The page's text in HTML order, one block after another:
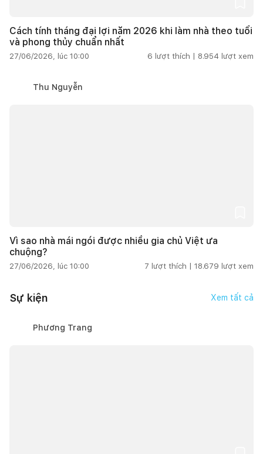
Cách tính tháng đại lợi năm 2026 khi làm nhà theo tuổi
và phong thủy chuẩn nhất
27/06/2026, lúc 10:00 6 lượt thích | 8.954 lượt xem
Thu Nguyễn
Vì sao nhà mái ngói được nhiều gia chủ Việt ưa
chuộng?
27/06/2026, lúc 10:00 7 lượt thích | 18.679 lượt xem
Sự kiện Xem tất cả
Phương Trang